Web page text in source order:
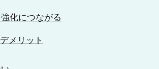
化につながる
メリット